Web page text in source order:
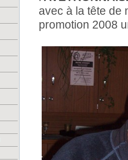
avec à la tête de
promotion 2008